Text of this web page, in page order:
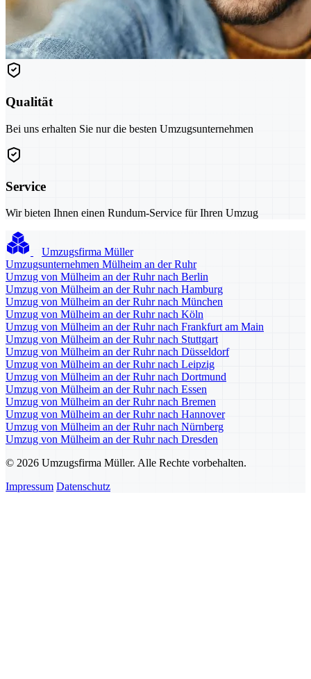
Qualität
Bei uns erhalten Sie nur die besten Umzugsunternehmen
Service
Wir bieten Ihnen einen Rundum-Service für Ihren Umzug
Umzugsfirma Müller
Umzugsunternehmen Mülheim an der Ruhr
Umzug von Mülheim an der Ruhr nach Berlin
Umzug von Mülheim an der Ruhr nach Hamburg
Umzug von Mülheim an der Ruhr nach München
Umzug von Mülheim an der Ruhr nach Köln
Umzug von Mülheim an der Ruhr nach Frankfurt am Main
Umzug von Mülheim an der Ruhr nach Stuttgart
Umzug von Mülheim an der Ruhr nach Düsseldorf
Umzug von Mülheim an der Ruhr nach Leipzig
Umzug von Mülheim an der Ruhr nach Dortmund
Umzug von Mülheim an der Ruhr nach Essen
Umzug von Mülheim an der Ruhr nach Bremen
Umzug von Mülheim an der Ruhr nach Hannover
Umzug von Mülheim an der Ruhr nach Nürnberg
Umzug von Mülheim an der Ruhr nach Dresden
© 2026 Umzugsfirma Müller. Alle Rechte vorbehalten.
Impressum Datenschutz